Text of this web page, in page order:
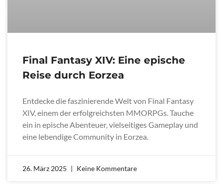
Final Fantasy XIV: Eine epische
Reise durch Eorzea
Entdecke die faszinierende Welt von Final Fantasy
XIV, einem der erfolgreichsten MMORPGs. Tauche
ein in epische Abenteuer, vielseitiges Gameplay und
eine lebendige Community in Eorzea.
26. März 2025 Keine Kommentare